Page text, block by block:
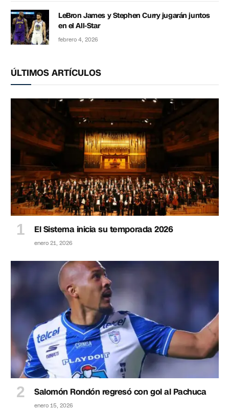
LeBron James y Stephen Curry jugarán juntos
en el All-Star
febrero 4, 2026
ÚLTIMOS ARTÍCULOS
El Sistema inicia su temporada 2026
enero 21, 2026
Salomón Rondón regresó con gol al Pachuca
enero 15, 2026